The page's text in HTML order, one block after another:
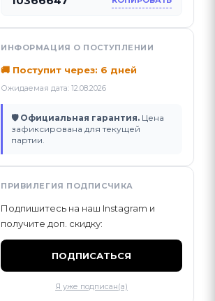
ИНФОРМАЦИЯ О ПОСТУПЛЕНИИ
🚚 Поступит через: 6 дней
Ожидаемая дата: 12.08.2026
🛡 Официальная гарантия. Цена
зафиксирована для текущей
партии.
ПРИВИЛЕГИЯ ПОДПИСЧИКА
Подпишитесь на наш Instagram и
получите доп. скидку:
ПОДПИСАТЬСЯ
Я уже подписан(а)